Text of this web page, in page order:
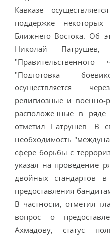
Кавказе
поддержке некоторых
Ближнего Востока. Об
Николай
"Подготовка
осуществляется
религиозные и военно-
расположенные в ряде
отметил Патрушев. В
необходимость
сфере борьбы с
указал на проведение
двойных стандартов
предоставления
В частности, отметил
вопрос о
Ахмадову, статус